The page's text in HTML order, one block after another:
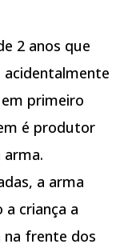
2 anos que
primeiro
é produtor
a arma
criança a
na frente dos